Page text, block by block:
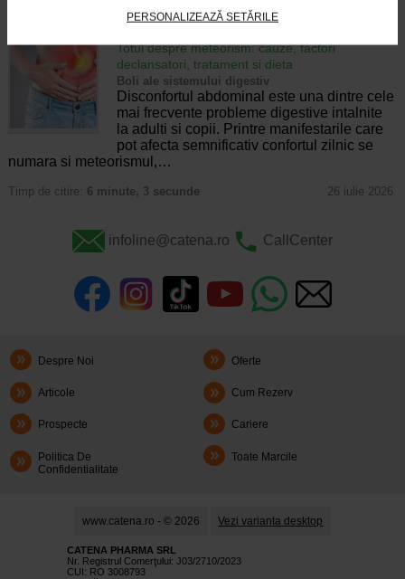
PERSONALIZEAZĂ SETĂRILE
4 minute, 55 secunde
Totul despre meteorism: cauze, factori
declansatori, tratament si dieta
Boli ale sistemului digestiv
Disconfortul abdominal este una dintre cele
mai frecvente probleme digestive intalnite
la adulti si copii. Printre manifestarile care
pot afecta semnificativ confortul zilnic se
numara si meteorismul,…
Timp de citire: 6 minute, 3 secunde 26 iulie 2026
infoline@catena.ro CallCenter
Despre Noi Oferte
Articole Cum Rezerv
Prospecte Cariere
Politica De
Confidentialitate
Toate Marcile
www.catena.ro - © 2026 Vezi varianta desktop
CATENA PHARMA SRL
Nr. Registrul Comerţului: J03/2710/2023
CUI: RO 3008793